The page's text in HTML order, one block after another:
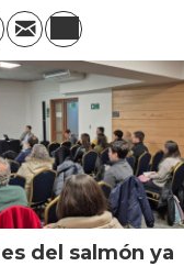
del salmón ya